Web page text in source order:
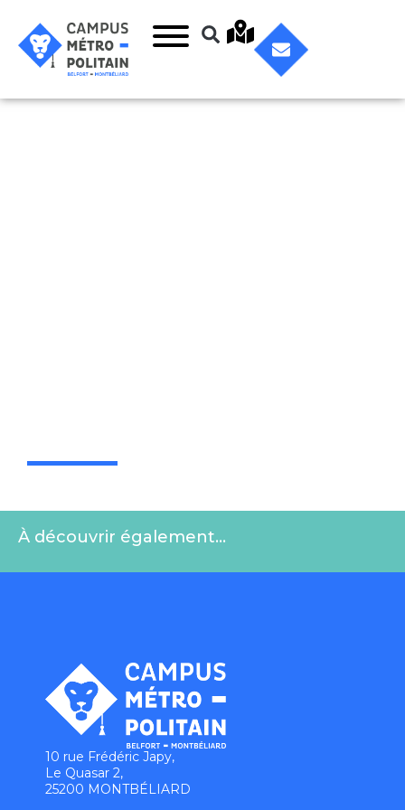
À découvrir également…
10 rue Frédéric Japy,
Le Quasar 2,
25200 MONTBÉLIARD